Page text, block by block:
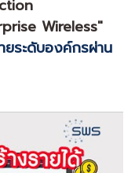
Wireless"
ยระดับองค์กรผ่าน